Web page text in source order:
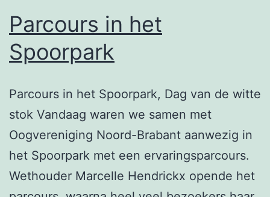
Parcours in het
Spoorpark
Parcours in het Spoorpark, Dag van de witte
stok Vandaag waren we samen met
Oogvereniging Noord-Brabant aanwezig in
het Spoorpark met een ervaringsparcours.
Wethouder Marcelle Hendrickx opende het